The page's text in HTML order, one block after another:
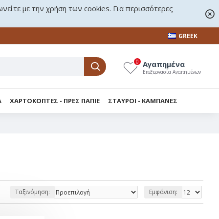
με την χρήση των cookies. Για περισσότερες
GREEK
Αγαπημένα
Επεξεργασία Αγαπημένων
0
ΧΑΡΤΟΚΟΠΤΕΣ - ΠΡΕΣ ΠΑΠΙΕ ΣΤΑΥΡΟΙ - KΑΜΠΑΝΕΣ
Ταξινόμηση: Εμφάνιση: